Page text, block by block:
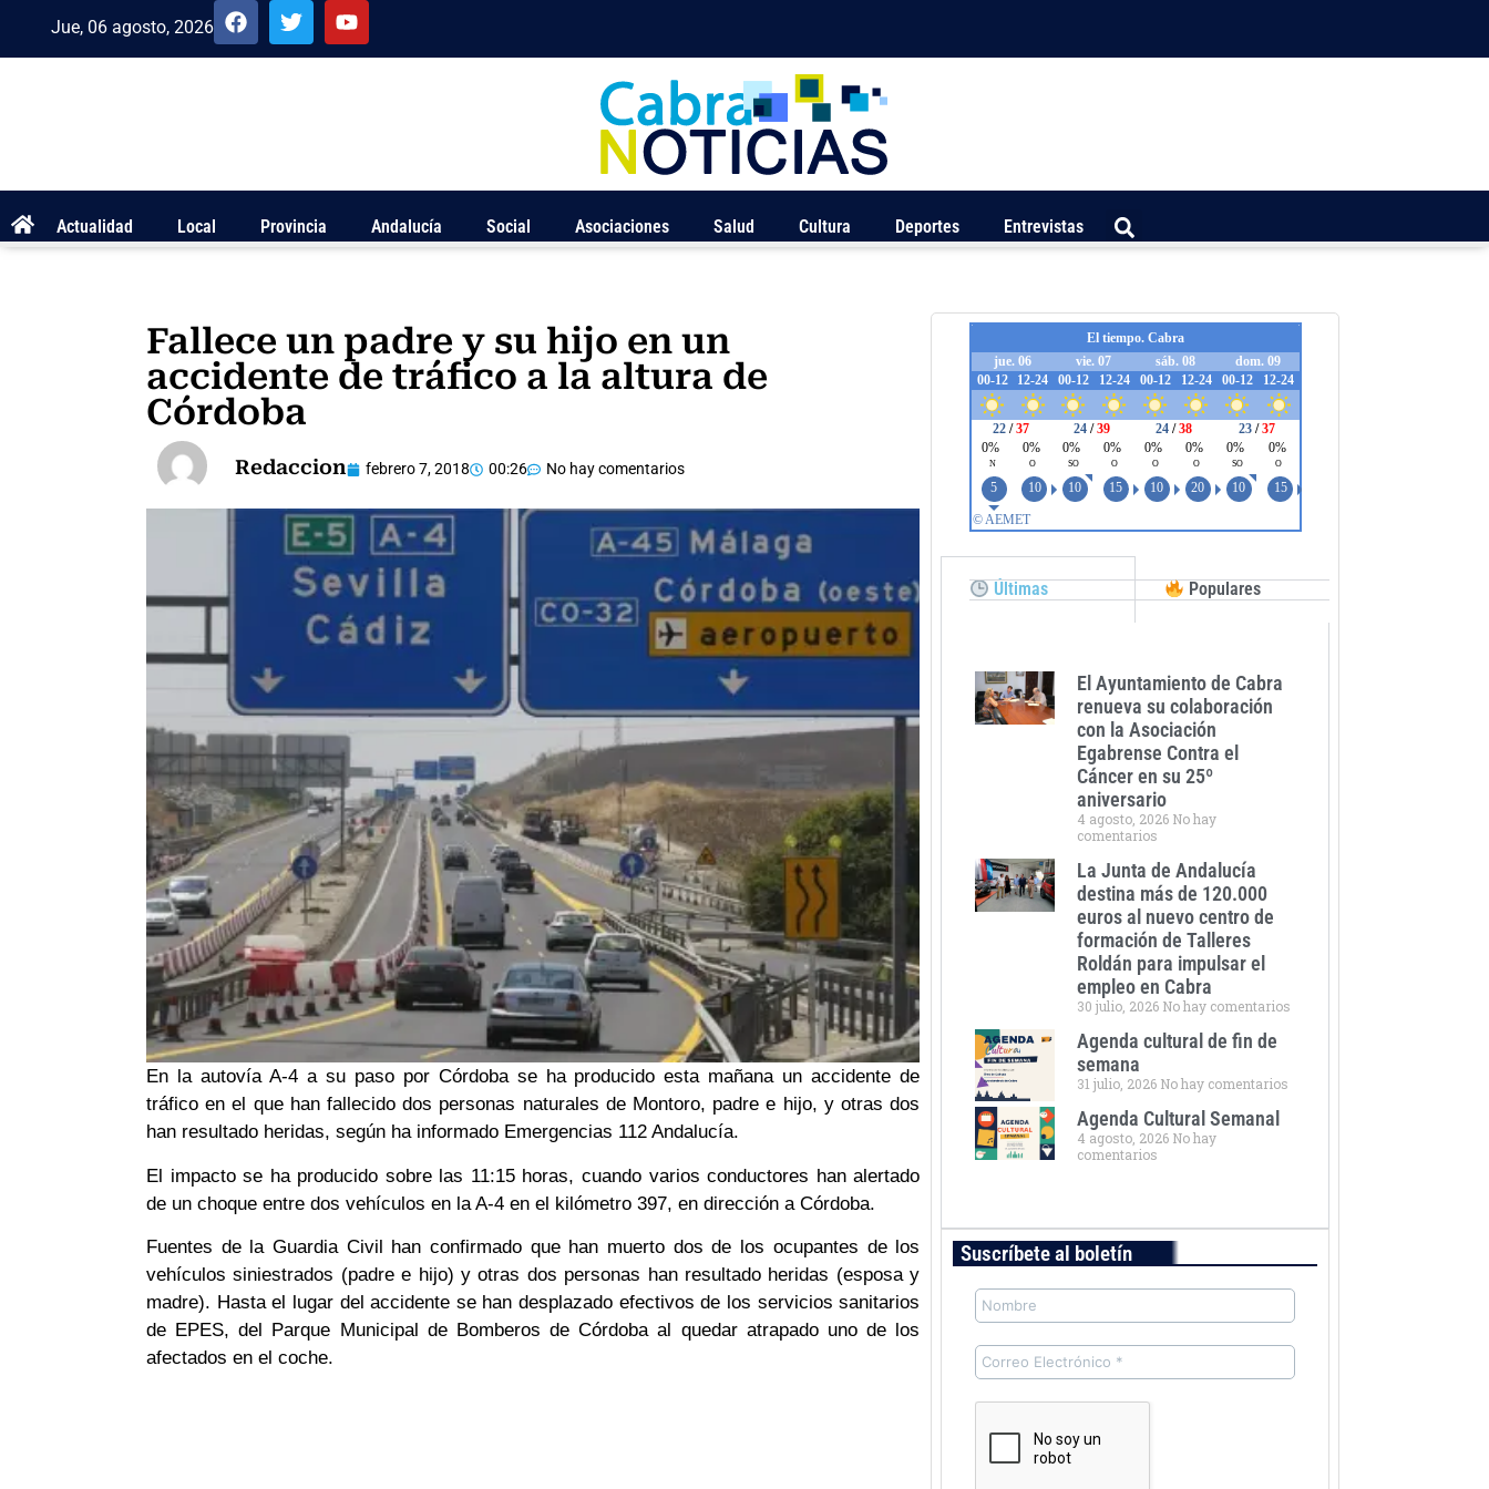
Jue, 06 agosto, 2026
Actualidad Local Provincia Andalucía Social Asociaciones Salud Cultura Deportes Entrevistas
Fallece un padre y su hijo en un
accidente de tráfico a la altura de
Córdoba
Redaccion febrero 7, 2018 00:26 No hay comentarios
En la autovía A-4 a su paso por Córdoba se ha producido esta mañana un accidente de
tráfico en el que han fallecido dos personas naturales de Montoro, padre e hijo, y otras dos
han resultado heridas, según ha informado Emergencias 112 Andalucía.
El impacto se ha producido sobre las 11:15 horas, cuando varios conductores han alertado
de un choque entre dos vehículos en la A-4 en el kilómetro 397, en dirección a Córdoba.
Fuentes de la Guardia Civil han confirmado que han muerto dos de los ocupantes de los
vehículos siniestrados (padre e hijo) y otras dos personas han resultado heridas (esposa y
madre). Hasta el lugar del accidente se han desplazado efectivos de los servicios sanitarios
de EPES, del Parque Municipal de Bomberos de Córdoba al quedar atrapado uno de los
afectados en el coche.
Últimas Populares
El Ayuntamiento de Cabra
renueva su colaboración
con la Asociación
Egabrense Contra el
Cáncer en su 25º
aniversario
4 agosto, 2026 No hay
comentarios
La Junta de Andalucía
destina más de 120.000
euros al nuevo centro de
formación de Talleres
Roldán para impulsar el
empleo en Cabra
30 julio, 2026 No hay comentarios
Agenda cultural de fin de
semana
31 julio, 2026 No hay comentarios
Agenda Cultural Semanal
4 agosto, 2026 No hay
comentarios
Suscríbete al boletín